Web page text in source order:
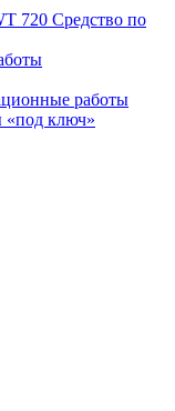
Средство по
работы
«под ключ»